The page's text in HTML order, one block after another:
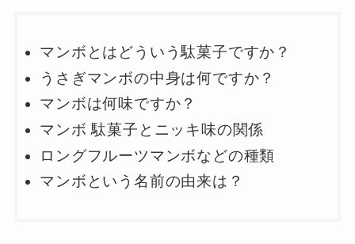
マンボとはどういう駄菓子ですか？
うさぎマンボの中身は何ですか？
マンボは何味ですか？
マンボ 駄菓子とニッキ味の関係
ロングフルーツマンボなどの種類
マンボという名前の由来は？